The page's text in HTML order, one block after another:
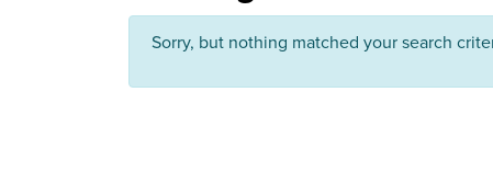
Sorry, but nothing matched your search